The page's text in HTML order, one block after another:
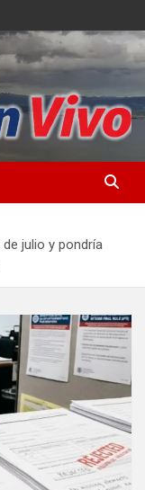
julio y pondría